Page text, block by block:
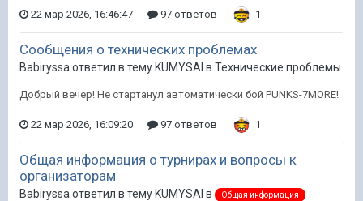
22 мар 2026, 16:46:47 97 ответов 1
Сообщения о технических проблемах
Babiryssa ответил в тему KUMYSAI в Технические проблемы
Добрый вечер! Не стартанул автоматически бой PUNKS-7MORE!
22 мар 2026, 16:09:20 97 ответов 1
Общая информация о турнирах и вопросы к
организаторам
Babiryssa ответил в тему KUMYSAI в Общая информация